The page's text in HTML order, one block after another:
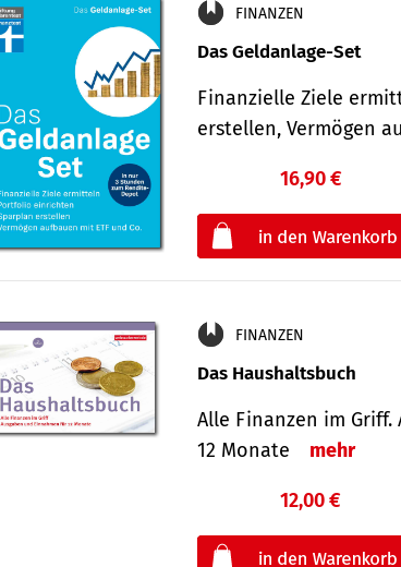
FINANZEN
Das Geldanlage-Set
Finanzielle Ziele
erstellen, Vermögen
16,90 €
FINANZEN
Das Haushaltsbuch
Alle Finanzen im
12 Monate
mehr
12,00 €